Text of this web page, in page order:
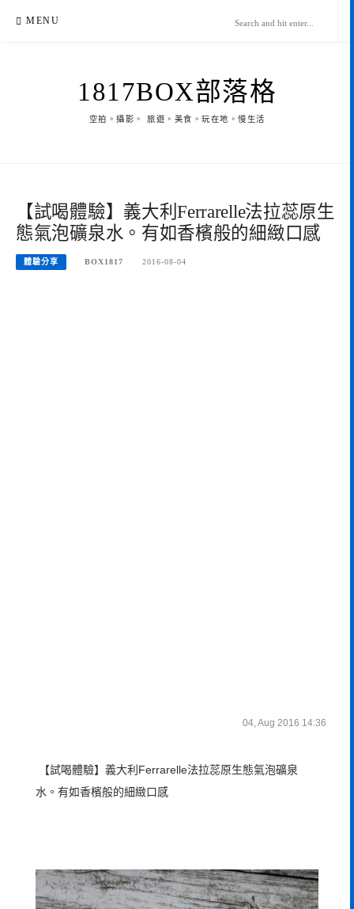
MENU
1817BOX部落格
空拍。攝影。 旅遊。美食。玩在地。慢生活
【試喝體驗】義大利Ferrarelle法拉蕊原生
態氣泡礦泉水。有如香檳般的細緻口感
體驗分享 BOX1817 2016-08-04
04, Aug 2016 14:36
【試喝體驗】義大利Ferrarelle法拉蕊原生態氣泡礦泉
水。有如香檳般的細緻口感